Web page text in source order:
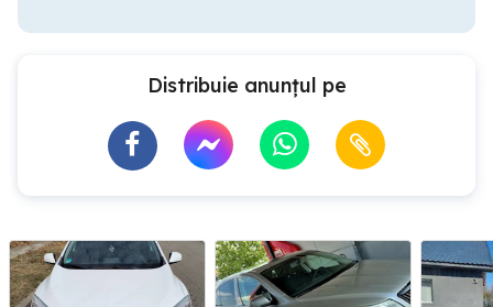
Distribuie anunțul pe